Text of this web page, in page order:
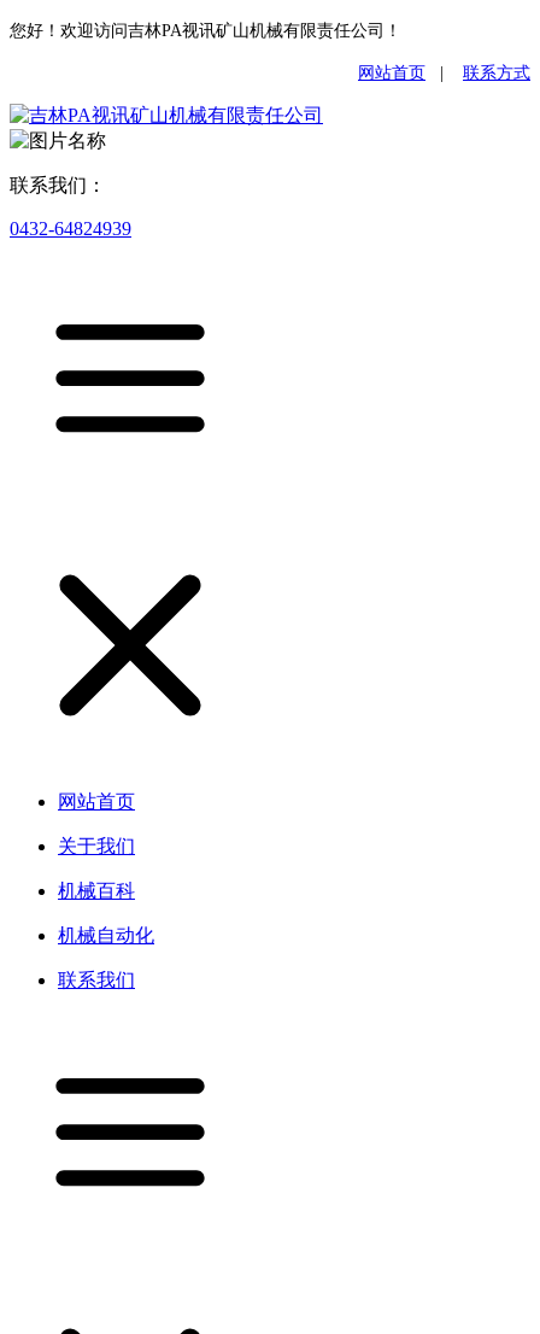
您好！欢迎访问吉林PA视讯矿山机械有限责任公司！
网站首页 联系方式
联系我们：
0432-64824939
网站首页
关于我们
机械百科
机械自动化
联系我们